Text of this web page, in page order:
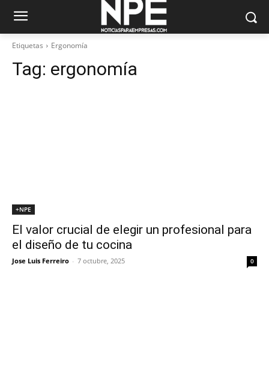
Etiquetas Ergonomía
Tag: ergonomía
+NPE
El valor crucial de elegir un profesional para
el diseño de tu cocina
Jose Luis Ferreiro - 7 octubre, 2025 0